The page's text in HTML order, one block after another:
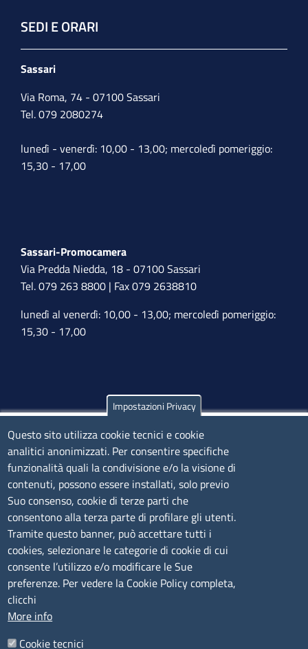
SEDI E ORARI
Sassari
Via Roma, 74 - 07100 Sassari
Tel. 079 2080274
lunedì - venerdì: 10,00 - 13,00; mercoledì pomeriggio:
15,30 - 17,00
Sassari-Promocamera
Via Predda Niedda, 18 - 07100 Sassari
Tel. 079 263 8800 | Fax 079 2638810
lunedì al venerdì: 10,00 - 13,00; mercoledì pomeriggio:
15,30 - 17,00
Olbia
Via Nanni 43 - 07026 Olbia
Tel. 0789 66122 | 0789 69580
mail:ufficio.olbia@ss.camcom.it
lunedì al venerdì: 9,00 - 12,00; lunedì pomeriggio: 16,00
- 17,00
CONTATTI
Camera di Commercio, Industria, Artigianato e
Agricoltura di Sassari
Impostazioni Privacy
Questo sito utilizza cookie tecnici e cookie
analitici anonimizzati. Per consentire specifiche
funzionalità quali la condivisione e/o la visione di
contenuti, possono essere installati, solo previo
Suo consenso, cookie di terze parti che
consentono alla terza parte di profilare gli utenti.
Tramite questo banner, può accettare tutti i
cookies, selezionare le categorie di cookie di cui
consente l’utilizzo e/o modificare le Sue
preferenze. Per vedere la Cookie Policy completa,
clicchi
More info
Cookie tecnici